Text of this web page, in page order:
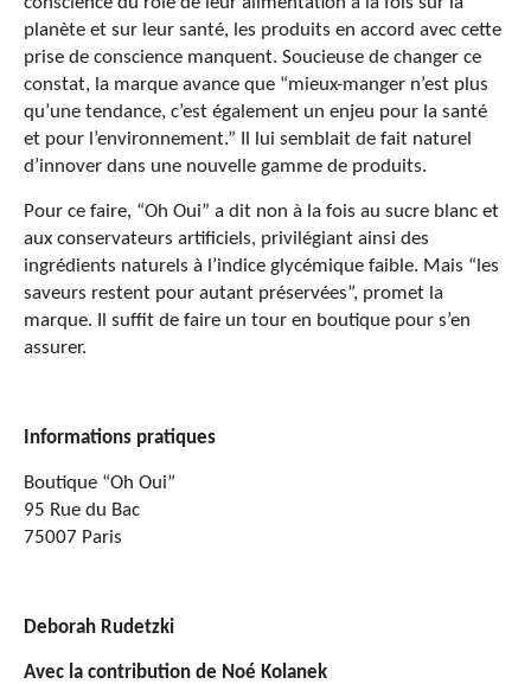
planète et sur leur santé, les produits en accord avec cette
prise de conscience manquent. Soucieuse de changer ce
constat, la marque avance que “mieux-manger n’est plus
qu’une tendance, c’est également un enjeu pour la santé
et pour l’environnement.” Il lui semblait de fait naturel
d’innover dans une nouvelle gamme de produits.
Pour ce faire, “Oh Oui” a dit non à la fois au sucre blanc et
aux conservateurs artificiels, privilégiant ainsi des
ingrédients naturels à l’indice glycémique faible. Mais “les
saveurs restent pour autant préservées”, promet la
marque. Il suffit de faire un tour en boutique pour s’en
assurer.
Informations pratiques
Boutique “Oh Oui”
95 Rue du Bac
75007 Paris
Deborah Rudetzki
Avec la contribution de Noé Kolanek